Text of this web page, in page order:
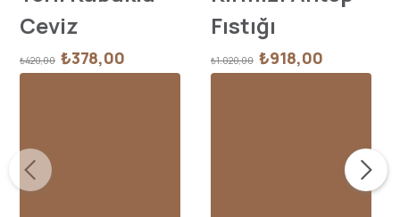
Ceviz
₺420,00 ₺378,00
Fıstığı
₺1.020,00 ₺918,00